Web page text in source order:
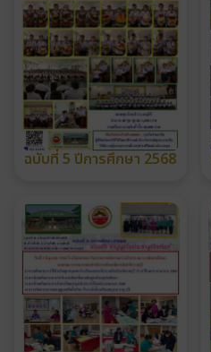
ฉบับที่ 5 ปีการศึกษา 2568